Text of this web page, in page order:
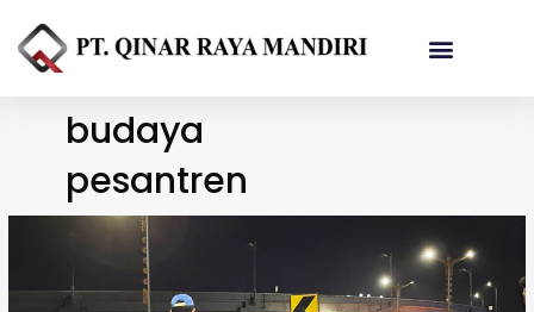
budaya
pesantren